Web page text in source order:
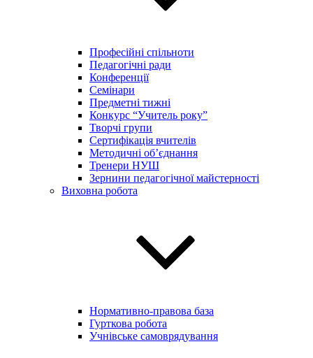
Професійні спільноти
Педагогічні ради
Конференції
Семінари
Предметні тижні
Конкурс “Учитель року”
Творчі групи
Сертифікація вчителів
Методичні об’єднання
Тренери НУШ
Зернини педагогічної майстерності
Виховна робота
Нормативно-правова база
Гурткова робота
Учнівське самоврядування